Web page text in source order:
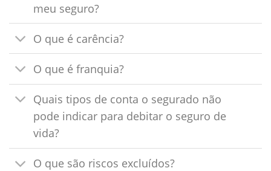
meu seguro?
O que é carência?
O que é franquia?
Quais tipos de conta o segurado não
pode indicar para debitar o seguro de
vida?
O que são riscos excluídos?